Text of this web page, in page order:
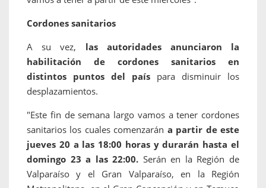
Cordones sanitarios
A su vez, las autoridades anunciaron la
habilitación de cordones sanitarios en
distintos puntos del país para disminuir los
desplazamientos.
"Este fin de semana largo vamos a tener cordones
sanitarios los cuales comenzarán a partir de este
jueves 20 a las 18:00 horas y durarán hasta el
domingo 23 a las 22:00. Serán en la Región de
Valparaíso y el Gran Valparaíso, en la Región